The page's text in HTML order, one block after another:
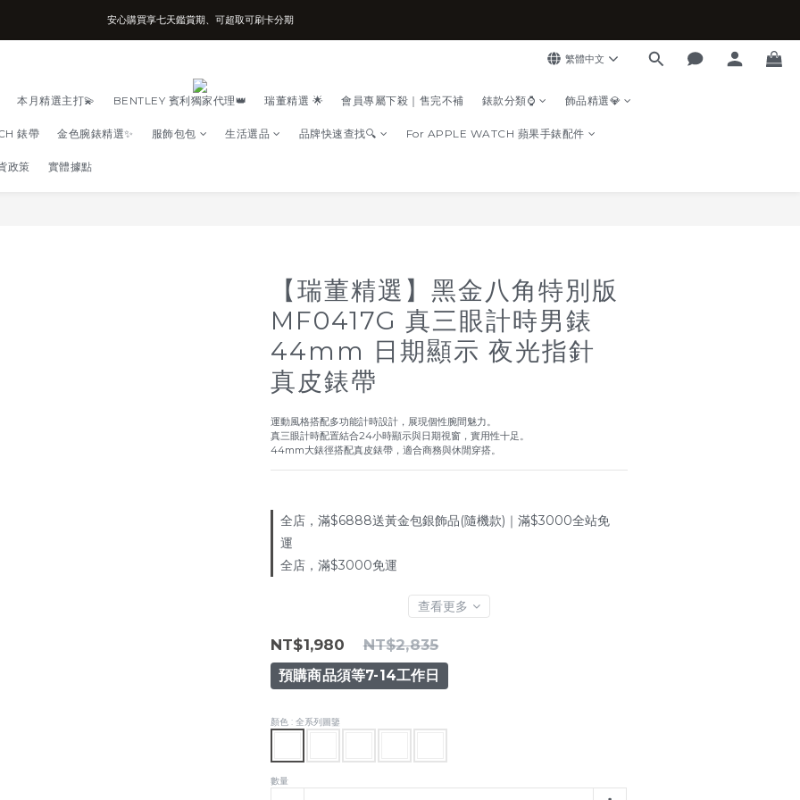
台南實體店面、兩年機芯保固、開立發票
繁體中文
本月精選主打💫 BENTLEY 賓利獨家代理👑 瑞董精選 🌟 會員專屬下殺｜售完不補 錶款分類⌚ 飾品精選💎
錶帶 金色腕錶精選✨ 服飾包包 生活選品 品牌快速查找🔍 For APPLE WATCH 蘋果手錶配件
政策 實體據點
【瑞董精選】黑金八角特別版
MF0417G 真三眼計時男錶
44mm 日期顯示 夜光指針
真皮錶帶
運動風格搭配多功能計時設計，展現個性腕間魅力。
真三眼計時配置結合24小時顯示與日期視窗，實用性十足。
44mm大錶徑搭配真皮錶帶，適合商務與休閒穿搭。
全店，滿$6888送黃金包銀飾品(隨機款)｜滿$3000全站免
運
全店，滿$3000免運
查看更多
NT$1,980 NT$2,835
預購商品須等7-14工作日
顏色 : 全系列圖鑒
數量